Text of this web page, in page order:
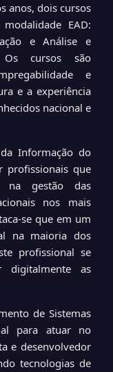
anos, dois cursos
EAD:
e Análise e
Os cursos são
e
e a experiência
nacional e
Informação do
profissionais que
na gestão das
nos mais
se que em um
na maioria dos
profissional se
digitalmente as
de Sistemas
para atuar no
e desenvolvedor
tecnologias de